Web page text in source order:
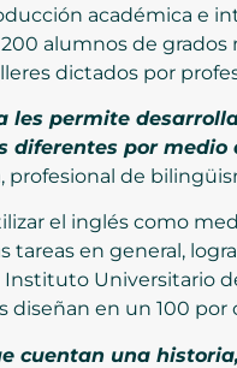
académica e
200 alumnos de
dictados por
les permite
diferentes por
profesional de
el inglés como
tareas en general,
Universitario
diseñan en un 100
cuentan una